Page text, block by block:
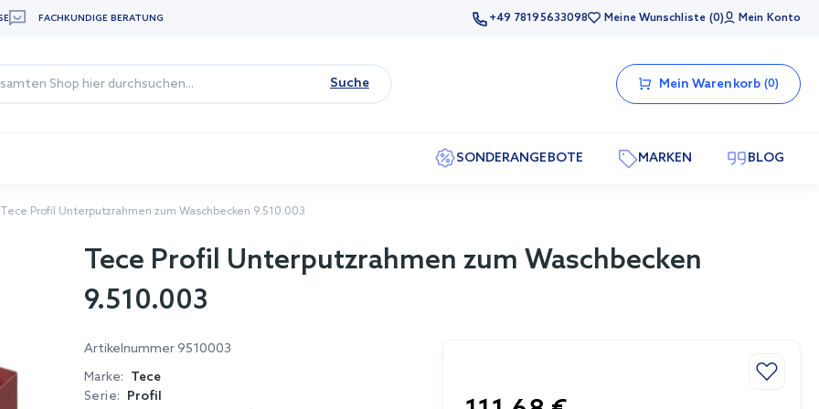
FACHKUNDIGE BERATUNG +49 78195633098 Meine Wunschliste 0 Mein Konto
Suche Mein Warenkorb 0
SONDERANGEBOTE MARKEN BLOG
Tece Profil Unterputzrahmen zum Waschbecken 9.510.003
Tece Profil Unterputzrahmen zum Waschbecken
9.510.003
Artikelnummer 9510003
Marke: Tece
Serie: Profil